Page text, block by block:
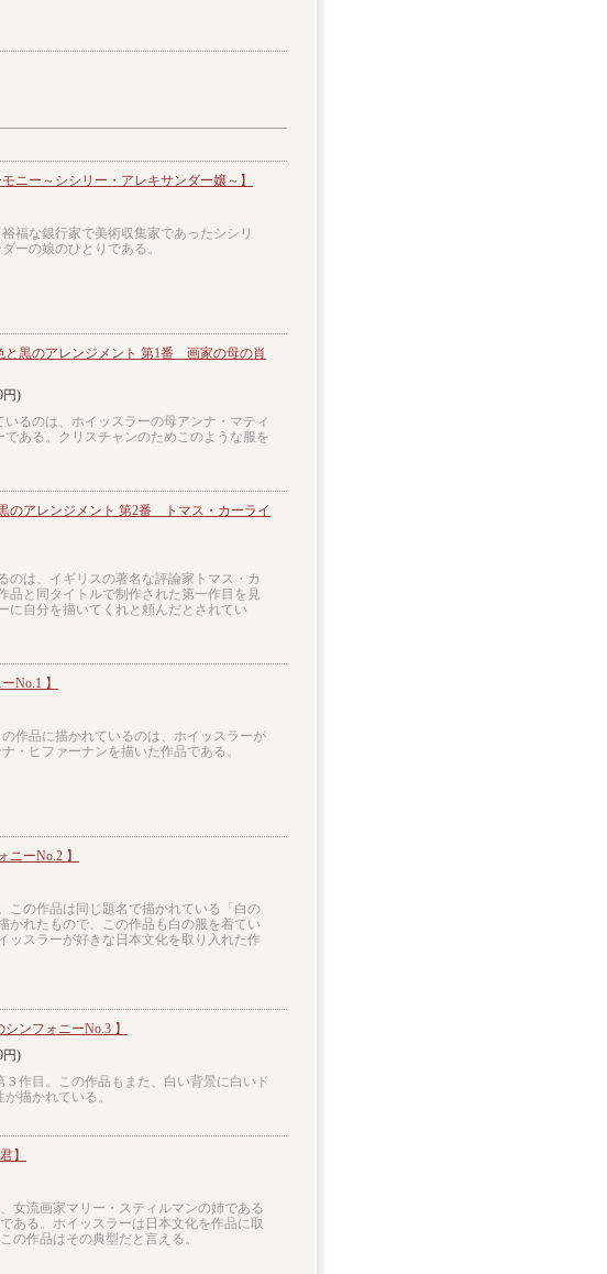
ニー～シシリー・アレキサンダー嬢～】
福な銀行家で美術収集家であったシシリ
ーの娘のひとりである。
と黒のアレンジメント 第1番 画家の母の肖
円)
いるのは、ホイッスラーの母アンナ・マティ
である。クリスチャンのためこのような服を
のアレンジメント 第2番 トマス・カーライ
のは、イギリスの著名な評論家トマス・カ
品と同タイトルで制作された第一作目を見
に自分を描いてくれと頼んだとされてい
No.1 】
作品に描かれているのは、ホイッスラーが
・ヒファーナンを描いた作品である。
ーNo.2 】
この作品は同じ題名で描かれている「白の
かれたもので、この作品も白の服を着てい
ッスラーが好きな日本文化を取り入れた作
ンフォニーNo.3 】
円)
３作目。この作品もまた、白い背景に白いド
描かれている。
】
女流画家マリー・スティルマンの姉である
ある。ホイッスラーは日本文化を作品に取
の作品はその典型だと言える。